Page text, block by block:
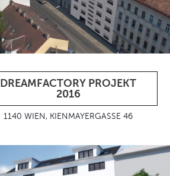
DREAMFACTORY PROJEKT
2016
1140 WIEN, KIENMAYERGASSE 46